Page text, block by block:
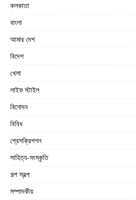
কলকাতা
বাংলা
আমার দেশ
বিদেশ
খেলা
লাইফ স্টাইল
বিনোদন
বিবিধ
প্রেসক্রিপশন
সাহিত্য-সংস্কৃতি
গল্প স্বল্প
সম্পাদকীয়